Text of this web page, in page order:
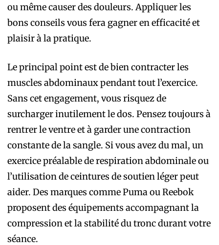
ou même causer des douleurs. Appliquer les
bons conseils vous fera gagner en efficacité et
plaisir à la pratique.
Le principal point est de bien contracter les
muscles abdominaux pendant tout l’exercice.
Sans cet engagement, vous risquez de
surcharger inutilement le dos. Pensez toujours à
rentrer le ventre et à garder une contraction
constante de la sangle. Si vous avez du mal, un
exercice préalable de respiration abdominale ou
l’utilisation de ceintures de soutien léger peut
aider. Des marques comme Puma ou Reebok
proposent des équipements accompagnant la
compression et la stabilité du tronc durant votre
séance.